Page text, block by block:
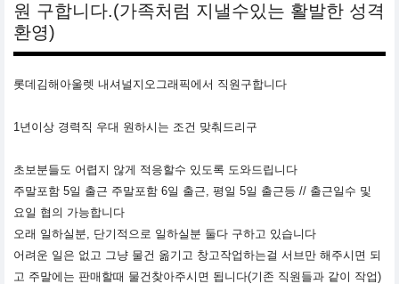
원 구합니다.(가족처럼 지낼수있는 활발한 성격
환영)
롯데김해아울렛 내셔널지오그래픽에서 직원구합니다
1년이상 경력직 우대 원하시는 조건 맞춰드리구
초보분들도 어렵지 않게 적응할수 있도록 도와드립니다
주말포함 5일 출근 주말포함 6일 출근, 평일 5일 출근등 // 출근일수 및
요일 협의 가능합니다
오래 일하실분, 단기적으로 일하실분 둘다 구하고 있습니다
어려운 일은 없고 그냥 물건 옮기고 창고작업하는걸 서브만 해주시면 되
고 주말에는 판매할때 물건찾아주시면 됩니다(기존 직원들과 같이 작업)